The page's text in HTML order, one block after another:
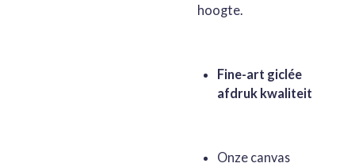
hoogte.
Fine-art giclée
afdruk kwaliteit
Onze canvas